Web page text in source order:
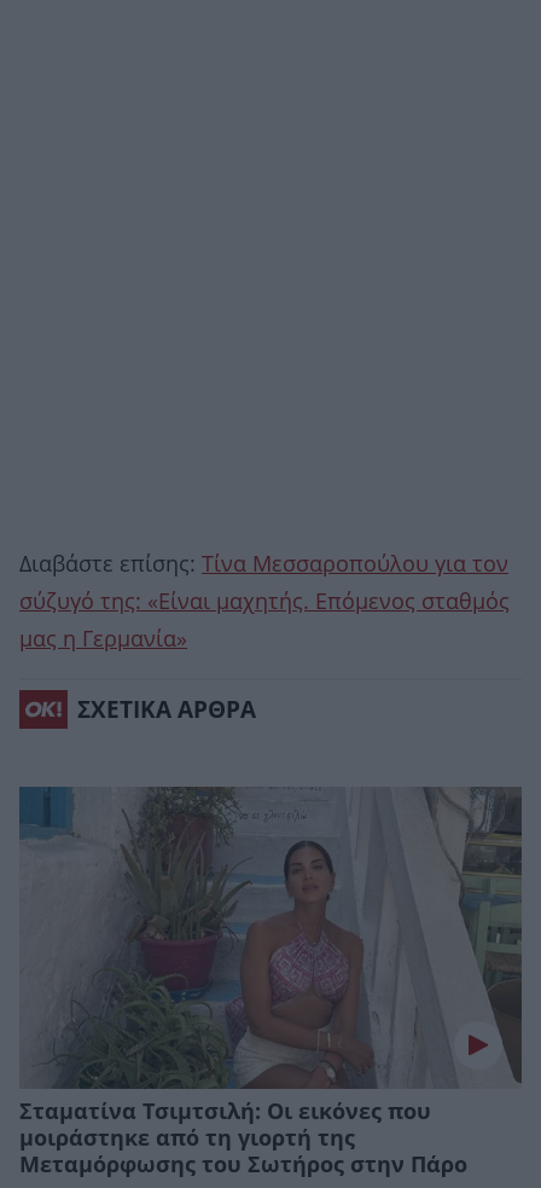
Διαβάστε επίσης: Tίνα Μεσσαροπούλου για τον
σύζυγό της: «Είναι μαχητής. Επόμενος σταθμός
μας η Γερμανία»
ΣΧΕΤΙΚΑ ΑΡΘΡΑ
Σταματίνα Τσιμτσιλή: Οι εικόνες που
μοιράστηκε από τη γιορτή της
Μεταμόρφωσης του Σωτήρος στην Πάρο